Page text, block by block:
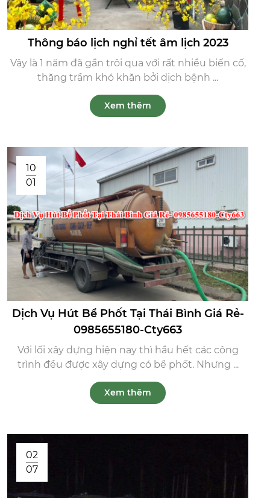
Thông báo lịch nghỉ tết âm lịch 2023
Vậy là 1 năm đã gần trôi qua với rất nhiều biến cố,
thăng trầm khó khăn bởi dịch bệnh ...
Xem thêm
10
01
Dịch Vụ Hút Bể Phốt Tại Thái Bình Giá Rẻ-
0985655180-Cty663
Với lối xây dựng hiện nay thì hầu hết các công
trình đều được xây dựng có bể phốt. Nhưng ...
Xem thêm
02
07